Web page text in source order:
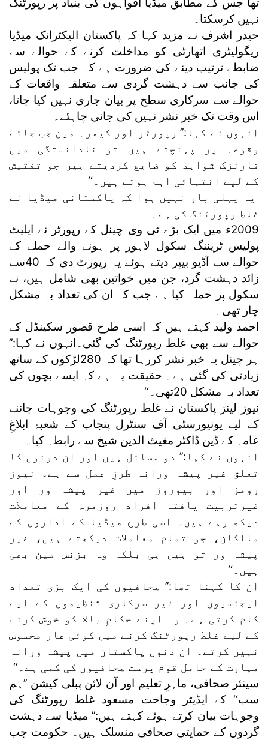
تھا جس کے مطابق میڈیا افواہوں کی بنیاد پر رپورٹنگ
نہیں کرسکتا۔
حیدر اشرف نے مزید کہا کہ پاکستان الیکٹرانک میڈیا
ریگولیٹری اتھارٹی کو مداخلت کرنے کے حوالے سے
ضابطے ترتیب دینے کی ضرورت ہے کہ جب تک پولیس
کی جانب سے دہشت گردی سے متعلقہ واقعات کے
حوالے سے سرکاری سطح پر بیان جاری نہیں کیا جاتا،
اس وقت تک خبر نشر نہیں کی جانی چاہئے۔
انہوں نے کہا:’’ رپورٹر اور کیمرہ مین جب جائے
وقوعہ پر پہنچتے ہیں تو نادانستگی میں
فارنزک شواہد کو ضایع کردیتے ہیں جو تفتیش
کے لیے انتہائی اہم ہوتے ہیں۔‘‘
یہ پہلی بار نہیں ہوا کہ پاکستانی میڈیا نے
غلط رپورٹنگ کی ہے۔
2009ء میں ایک بڑے ٹی وی چینل کے رپورٹر نے ایلیٹ
پولیس ٹریننگ سکول لاہور پر ہونے والے حملے کے
حوالے سے آڈیو بیپر دیتے ہوئے یہ رپورٹ دی کہ 40سے
زائد دہشت گرد، جن میں خواتین بھی شامل ہیں، نے
سکول پر حملہ کیا ہے جب کہ ان کی تعداد بہ مشکل
چار تھی۔
احمد ولید کہتے ہیں کہ اسی طرح قصور سکینڈل کے
حوالے سے بھی غلط رپورٹنگ کی گئی۔انہوں نے کہا:’’
ہر چینل یہ خبر نشر کررہا تھا کہ 280لڑکوں کے ساتھ
زیادتی کی گئی ہے۔ حقیقت یہ ہے کہ ایسے بچوں کی
تعداد بہ مشکل 20تھی۔‘‘
نیوز لینز پاکستان نے غلط رپورٹنگ کی وجوہات جاننے
کے لیے یونیورسٹی آف سنٹرل پنجاب کے شعبۂ ابلاغِ
عامہ کے ڈین ڈاکٹر مغیث الدین شیخ سے رابطہ کیا۔
انہوں نے کہا:’’ دو مسائل ہیں اور ان دونوں کا
تعلق غیر پیشہ ورانہ طرزِ عمل سے ہے۔ نیوز
رومز اور بیوروز میں غیر پیشہ ور اور
غیرتربیت یافتہ افراد روزمرہ کے معاملات
دیکھ رہے ہیں۔ اسی طرح میڈیا کے اداروں کے
مالکان، جو تمام معاملات دیکھتے ہیں، غیر
پیشہ ور تو ہیں ہی بلکہ وہ بزنس مین بھی
ہیں۔‘‘
ان کا کہنا تھا:’’ صحافیوں کی ایک بڑی تعداد
ایجنسیوں اور غیر سرکاری تنظیموں کے لیے
کام کرتی ہے۔ وہ اپنے حکامِ بالا کو خوش کرنے
کے لیے غلط رپورٹنگ کرنے میں کوئی عار محسوس
نہیں کرتے۔ ان دنوں پاکستان میں پیشہ ورانہ
مہارت کے حامل قوم پرست صحافیوں کی کمی ہے۔‘‘
سینئر صحافی، ماہرِ تعلیم اور آن لائن پبلی کیشن ’’ہم
سب‘‘ کے ایڈیٹر وجاحت مسعود غلط رپورٹنگ کی
وجوہات بیان کرتے ہوئے کہتے ہیں:’’ میڈیا سے دہشت
گردوں کے حمایتی صحافی منسلک ہیں۔ حکومت جب